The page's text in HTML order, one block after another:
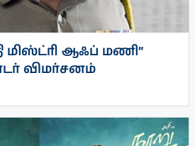
மிஸ்ட்ரி ஆஃப் மணி”
விமர்சனம்